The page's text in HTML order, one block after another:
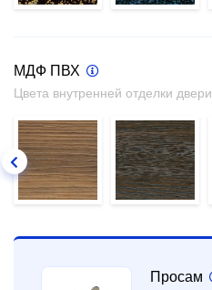
МДФ ПВХ
Цвета внутренней отделки двери
Просам